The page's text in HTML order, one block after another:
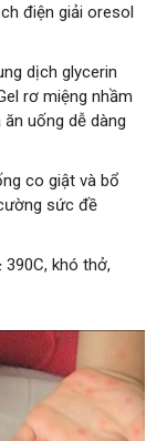
điện giải oresol
dịch glycerin
rơ miệng nhầm
uống dễ dàng
co giật và bổ
sức đề
khó thở,